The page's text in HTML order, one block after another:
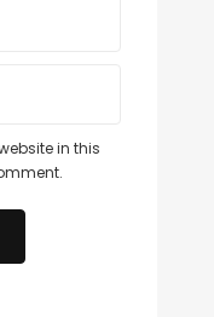
in this